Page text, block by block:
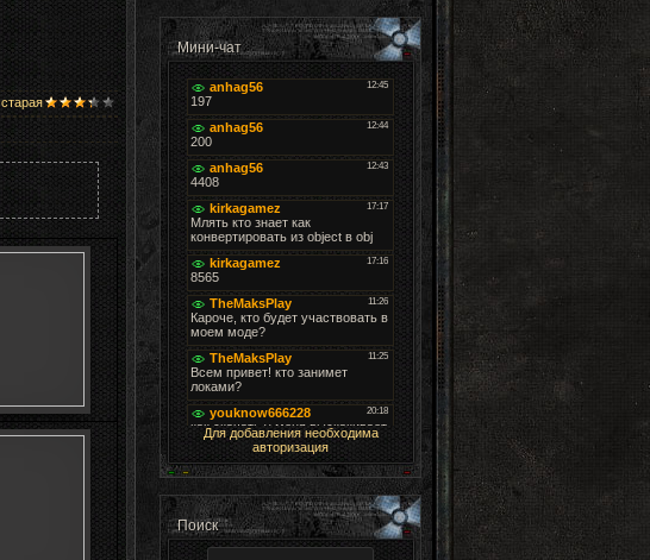
старая
Мини-чат
Для добавления необходима
авторизация
Поиск